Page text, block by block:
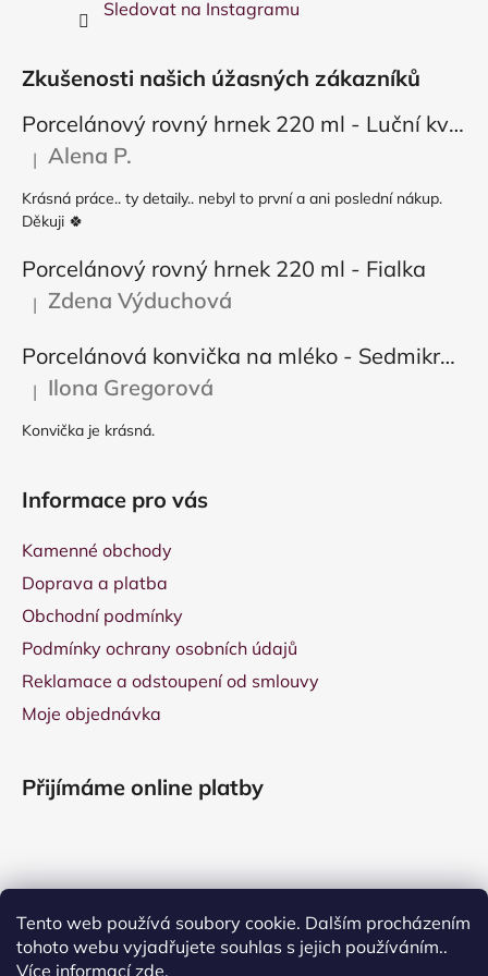
Tento web používá soubory cookie. Dalším procházením
tohoto webu vyjadřujete souhlas s jejich používáním..
Více informacízde.
Sledovat na Instagramu
Zkušenosti našich úžasných zákazníků
Porcelánový rovný hrnek 220 ml - Luční květy
Hodnocení produktu je 5 z 5 hvězdiček.
| Alena P.
Krásná práce.. ty detaily.. nebyl to první a ani poslední nákup.
Děkuji 🍀
Porcelánový rovný hrnek 220 ml - Fialka
Hodnocení produktu je 5 z 5 hvězdiček.
| Zdena Výduchová
Porcelánová konvička na mléko - Sedmikráska
Hodnocení produktu je 5 z 5 hvězdiček.
| Ilona Gregorová
Konvička je krásná.
Informace pro vás
Kamenné obchody
Doprava a platba
Obchodní podmínky
Podmínky ochrany osobních údajů
Reklamace a odstoupení od smlouvy
Moje objednávka
Přijímáme online platby